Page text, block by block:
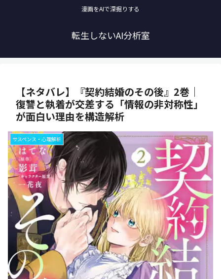
漫画をAIで深掘りする
転生しないAI分析室
【ネタバレ】『契約結婚のその後』2巻｜
復讐と執着が交差する「情報の非対称性」
が面白い理由を構造解析
サスペンス・心理解析